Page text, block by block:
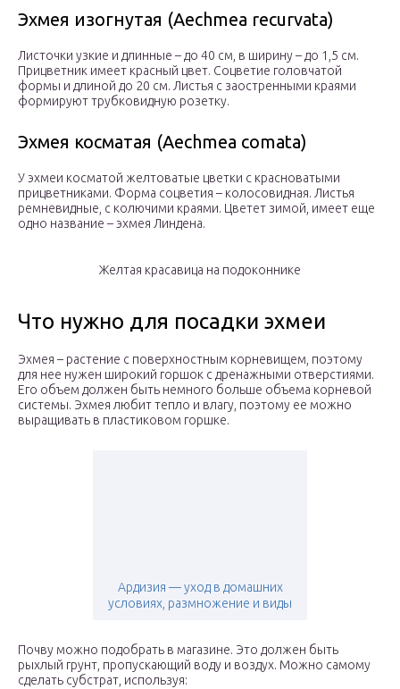
Эхмея изогнутая (Aechmea recurvata)
Листочки узкие и длинные – до 40 см, в ширину – до 1,5 см.
Прицветник имеет красный цвет. Соцветие головчатой
формы и длиной до 20 см. Листья с заостренными краями
формируют трубковидную розетку.
Эхмея косматая (Aechmea comata)
У эхмеи косматой желтоватые цветки с красноватыми
прицветниками. Форма соцветия – колосовидная. Листья
ремневидные, с колючими краями. Цветет зимой, имеет еще
одно название – эхмея Линдена.
Желтая красавица на подоконнике
Что нужно для посадки эхмеи
Эхмея – растение с поверхностным корневищем, поэтому
для нее нужен широкий горшок с дренажными отверстиями.
Его объем должен быть немного больше объема корневой
системы. Эхмея любит тепло и влагу, поэтому ее можно
выращивать в пластиковом горшке.
Ардизия — уход в домашних
условиях, размножение и виды
Почву можно подобрать в магазине. Это должен быть
рыхлый грунт, пропускающий воду и воздух. Можно самому
сделать субстрат, используя: